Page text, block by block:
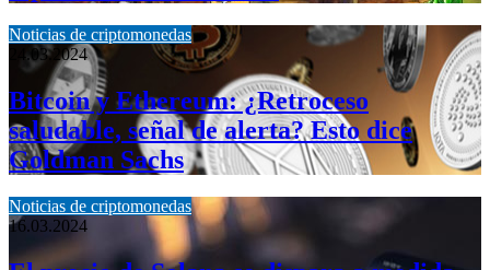
Noticias de criptomonedas
24.03.2024
Bitcoin y Ethereum: ¿Retroceso
saludable, señal de alerta? Esto dice
Goldman Sachs
Noticias de criptomonedas
16.03.2024